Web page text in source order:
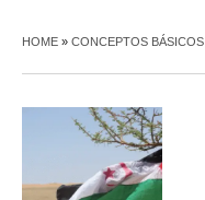
HOME » CONCEPTOS BÁSICOS